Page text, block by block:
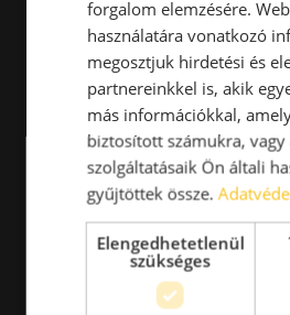
forgalom elemzésére.
használatára vonatkozó
megosztjuk hirdetési és
partnereinkkel is, akik
más információkkal,
biztosított számukra, vagy
szolgáltatásaik Ön általi
gyűjtöttek össze.
Elengedhetetlenül
szükséges